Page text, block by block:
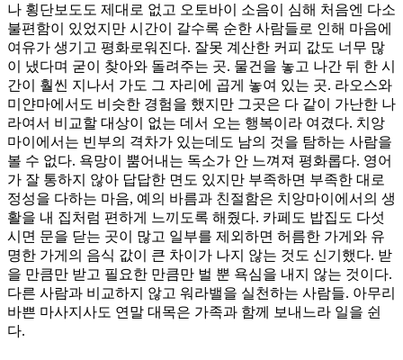
나 횡단보도도 제대로 없고 오토바이 소음이 심해 처음엔 다소
불편함이 있었지만 시간이 갈수록 순한 사람들로 인해 마음에
여유가 생기고 평화로워진다. 잘못 계산한 커피 값도 너무 많
이 냈다며 굳이 찾아와 돌려주는 곳. 물건을 놓고 나간 뒤 한 시
간이 훨씬 지나서 가도 그 자리에 곱게 놓여 있는 곳. 라오스와
미얀마에서도 비슷한 경험을 했지만 그곳은 다 같이 가난한 나
라여서 비교할 대상이 없는 데서 오는 행복이라 여겼다. 치앙
마이에서는 빈부의 격차가 있는데도 남의 것을 탐하는 사람을
볼 수 없다. 욕망이 뿜어내는 독소가 안 느껴져 평화롭다. 영어
가 잘 통하지 않아 답답한 면도 있지만 부족하면 부족한 대로
정성을 다하는 마음, 예의 바름과 친절함은 치앙마이에서의 생
활을 내 집처럼 편하게 느끼도록 해줬다. 카페도 밥집도 다섯
시면 문을 닫는 곳이 많고 일부를 제외하면 허름한 가게와 유
명한 가게의 음식 값이 큰 차이가 나지 않는 것도 신기했다. 받
을 만큼만 받고 필요한 만큼만 벌 뿐 욕심을 내지 않는 것이다.
다른 사람과 비교하지 않고 워라밸을 실천하는 사람들. 아무리
바쁜 마사지사도 연말 대목은 가족과 함께 보내느라 일을 쉰
다.